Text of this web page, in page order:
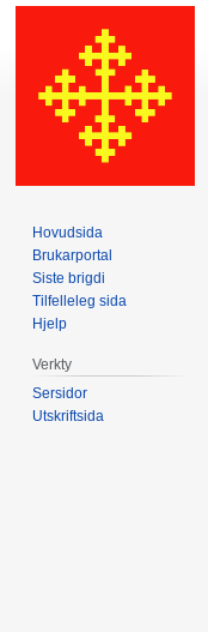
Hovudsida
Brukarportal
Siste brigdi
Tilfelleleg sida
Hjelp
Verkty
Sersidor
Utskriftsida